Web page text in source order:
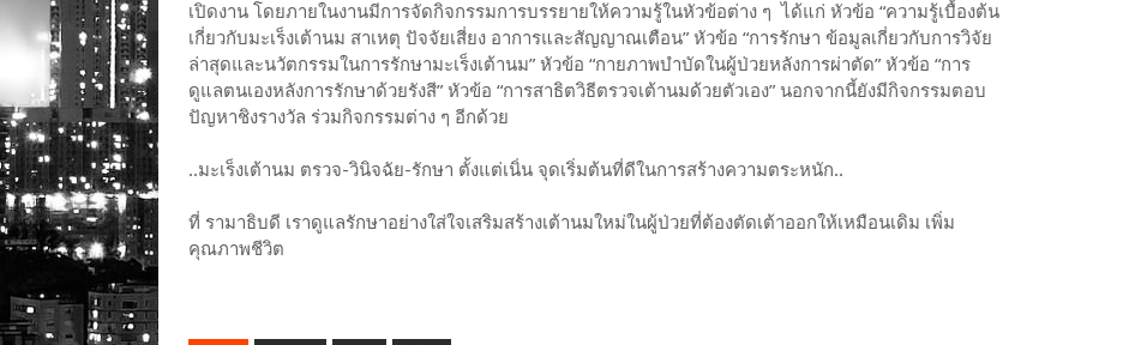
เปิดงาน โดยภายในงานมีการจัดกิจกรรมการบรรยายให้ความรู้ในหัวข้อต่าง ๆ ได้แก่ หัวข้อ “ความรู้เบื้องต้น
เกี่ยวกับมะเร็งเต้านม สาเหตุ ปัจจัยเสี่ยง อาการและสัญญาณเตือน” หัวข้อ “การรักษา ข้อมูลเกี่ยวกับการวิจัย
ล่าสุดและนวัตกรรมในการรักษามะเร็งเต้านม” หัวข้อ “กายภาพบำบัดในผู้ป่วยหลังการผ่าตัด” หัวข้อ “การ
ดูแลตนเองหลังการรักษาด้วยรังสี” หัวข้อ “การสาธิตวิธีตรวจเต้านมด้วยตัวเอง” นอกจากนี้ยังมีกิจกรรมตอบ
ปัญหาชิงรางวัล ร่วมกิจกรรมต่าง ๆ อีกด้วย
..มะเร็งเต้านม ตรวจ-วินิจฉัย-รักษา ตั้งแต่เนิ่น จุดเริ่มต้นที่ดีในการสร้างความตระหนัก..
ที่ รามาธิบดี เราดูแลรักษาอย่างใส่ใจเสริมสร้างเต้านมใหม่ในผู้ป่วยที่ต้องตัดเต้าออกให้เหมือนเดิม เพิ่ม
คุณภาพชีวิต